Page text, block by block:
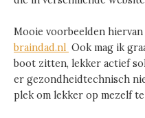
Mooie voorbeelden
braindad.nl Ook mag ik
boot zitten, lekker actief
er gezondheidtechnisch
plek om lekker op mezelf